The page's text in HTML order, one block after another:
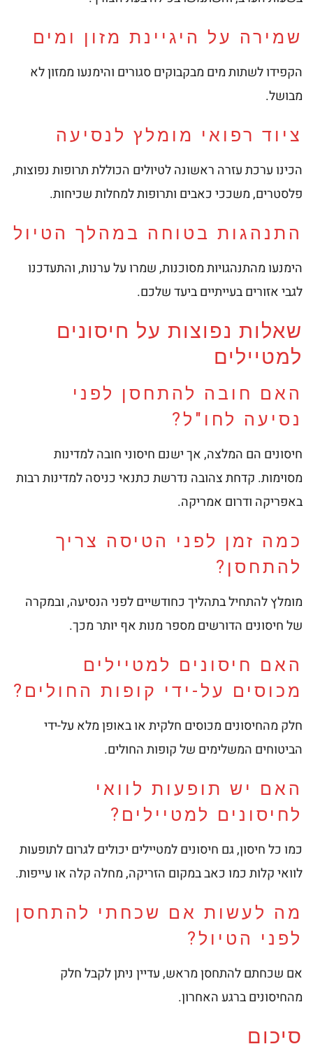
שמירה על היגיינת מזון ומים
הקפידו לשתות מים מבקבוקים סגורים והימנעו ממזון לא
מבושל.
ציוד רפואי מומלץ לנסיעה
הכינו ערכת עזרה ראשונה לטיולים הכוללת תרופות נפוצות,
פלסטרים, משככי כאבים ותרופות למחלות שכיחות.
התנהגות בטוחה במהלך הטיול
הימנעו מהתנהגויות מסוכנות, שמרו על ערנות, והתעדכנו
לגבי אזורים בעייתיים ביעד שלכם.
שאלות נפוצות על חיסונים
למטיילים
האם חובה להתחסן לפני
נסיעה לחו"ל?
חיסונים הם המלצה, אך ישנם חיסוני חובה למדינות
מסוימות. קדחת צהובה נדרשת כתנאי כניסה למדינות רבות
באפריקה ודרום אמריקה.
כמה זמן לפני הטיסה צריך
להתחסן?
מומלץ להתחיל בתהליך כחודשיים לפני הנסיעה, ובמקרה
של חיסונים הדורשים מספר מנות אף יותר מכך.
האם חיסונים למטיילים
מכוסים על-ידי קופות החולים?
חלק מהחיסונים מכוסים חלקית או באופן מלא על-ידי
הביטוחים המשלימים של קופות החולים.
האם יש תופעות לוואי
לחיסונים למטיילים?
כמו כל חיסון, גם חיסונים למטיילים יכולים לגרום לתופעות
לוואי קלות כמו כאב במקום הזריקה, מחלה קלה או עייפות.
מה לעשות אם שכחתי להתחסן
לפני הטיול?
אם שכחתם להתחסן מראש, עדיין ניתן לקבל חלק
מהחיסונים ברגע האחרון.
סיכום